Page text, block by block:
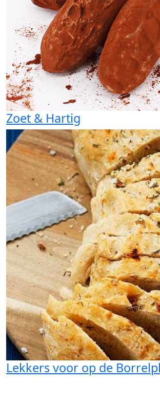
Zoet & Hartig
Lekkers voor op de